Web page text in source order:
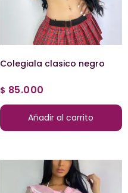
Colegiala clasico negro
$ 85.000
Añadir al carrito